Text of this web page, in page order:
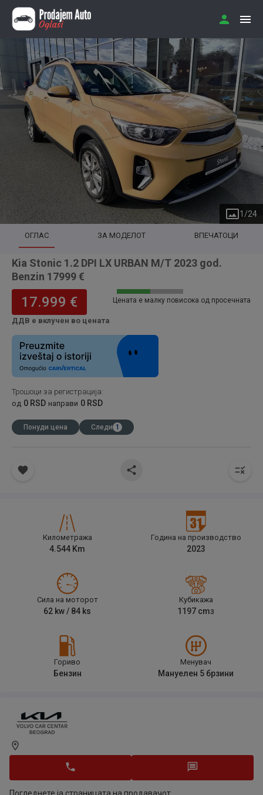
1 /24
ОГЛАС ЗА МОДЕЛОТ ВПЕЧАТОЦИ
Kia Stonic 1.2 DPI LX URBAN M/T 2023 god.
Benzin 17999 €
17.999 €
ДДВ е вклучен во цената
Цената е малку повисока од просечната
Трошоци за регистрација:
од 0 RSD направи 0 RSD
Понуди цена Следи 1
Километража
4.544 Km
Година на производство
2023
Сила на моторот
62 kw / 84 ks
Кубикажа
1197 cm3
Гориво
Бензин
Менувач
Мануелен 5 брзини